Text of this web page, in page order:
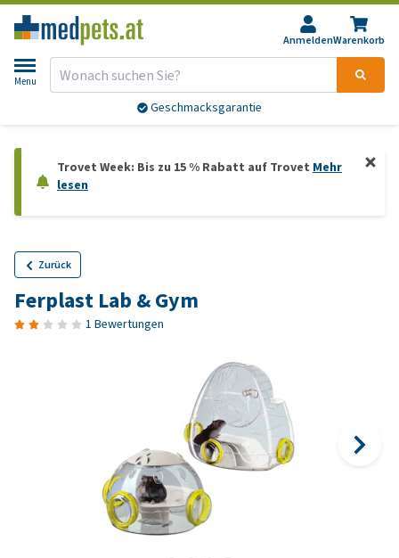
AnmeldenWarenkorb
Menu
Geschmacksgarantie
Trovet Week: Bis zu 15 % Rabatt auf Trovet Mehr
lesen
Zurück
Ferplast Lab & Gym
1 Bewertungen